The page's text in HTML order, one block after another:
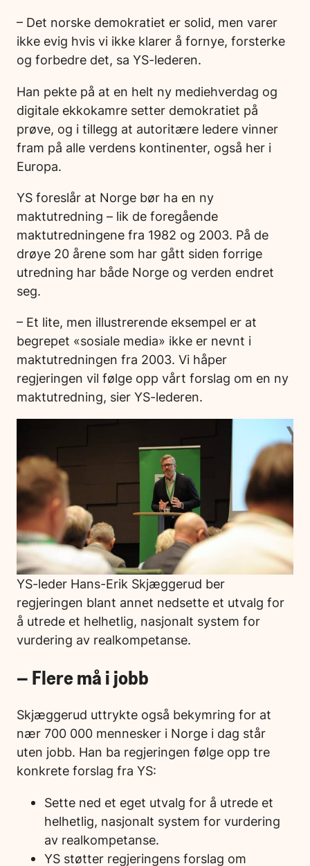
– Det norske demokratiet er solid, men varer
ikke evig hvis vi ikke klarer å fornye, forsterke
og forbedre det, sa YS-lederen.
Han pekte på at en helt ny mediehverdag og
digitale ekkokamre setter demokratiet på
prøve, og i tillegg at autoritære ledere vinner
fram på alle verdens kontinenter, også her i
Europa.
YS foreslår at Norge bør ha en ny
maktutredning – lik de foregående
maktutredningene fra 1982 og 2003. På de
drøye 20 årene som har gått siden forrige
utredning har både Norge og verden endret
seg.
– Et lite, men illustrerende eksempel er at
begrepet «sosiale media» ikke er nevnt i
maktutredningen fra 2003. Vi håper
regjeringen vil følge opp vårt forslag om en ny
maktutredning, sier YS-lederen.
YS-leder Hans-Erik Skjæggerud ber
regjeringen blant annet nedsette et utvalg for
å utrede et helhetlig, nasjonalt system for
vurdering av realkompetanse.
– Flere må i jobb
Skjæggerud uttrykte også bekymring for at
nær 700 000 mennesker i Norge i dag står
uten jobb. Han ba regjeringen følge opp tre
konkrete forslag fra YS:
Sette ned et eget utvalg for å utrede et
helhetlig, nasjonalt system for vurdering
av realkompetanse.
YS støtter regjeringens forslag om